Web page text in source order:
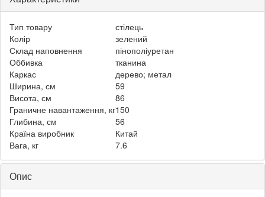
Тип товару
стілець
Колір
зелений
Склад наповнення
пінополіуретан
Оббивка
тканина
Каркас
дерево; метал
Ширина, см
59
Висота, см
86
Граничне навантаження, кг150
Глибина, см
56
Країна виробник
Китай
Вага, кг
7.6
Опис